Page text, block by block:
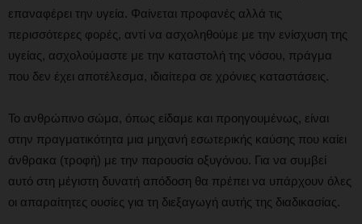
επαναφέρει την υγεία. Φαίνεται προφανές αλλά τις
περισσότερες φορές, αντί να ασχοληθούμε με την ενίσχυση της
υγείας, ασχολούμαστε με την καταστολή της νόσου, πράγμα
που δεν έχει αποτέλεσμα, ιδιαίτερα σε χρόνιες καταστάσεις.
Το ανθρώπινο σώμα, όπως είδαμε και προηγουμένως, είναι
στην πραγματικότητα μια μηχανή εσωτερικής καύσης που καίει
άνθρακα (τροφή) με την παρουσία οξυγόνου. Για να συμβεί
αυτό στη μέγιστη δυνατή απόδοση θα πρέπει να υπάρχουν όλες
οι απαραίτητες ουσίες για τη διεξαγωγή αυτής της διαδικασίας.